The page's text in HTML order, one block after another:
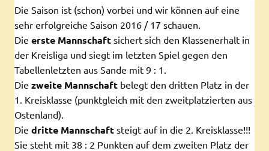
Die Saison ist (schon) vorbei und wir können auf eine
sehr erfolgreiche Saison 2016 / 17 schauen.
Die erste Mannschaft sichert sich den Klassenerhalt in
der Kreisliga und siegt im letzten Spiel gegen den
Tabellenletzten aus Sande mit 9 : 1.
Die zweite Mannschaft belegt den dritten Platz in der
1. Kreisklasse (punktgleich mit den zweitplatzierten aus
Ostenland).
Die dritte Mannschaft steigt auf in die 2. Kreisklasse!!!
Sie steht mit 38 : 2 Punkten auf dem zweiten Platz der